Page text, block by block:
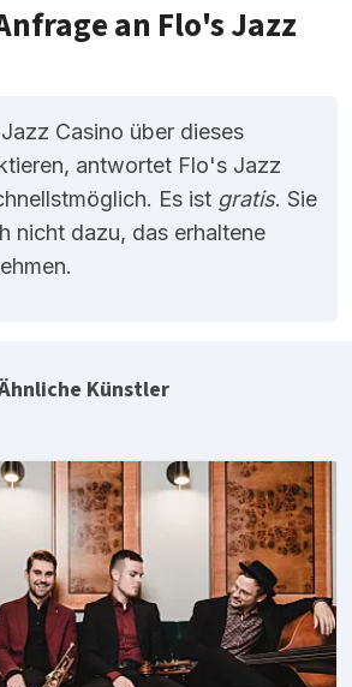
an Flo's Jazz
Casino über dieses
antwortet Flo's Jazz
Es ist gratis. Sie
nicht dazu, das erhaltene
Künstler